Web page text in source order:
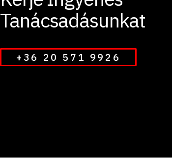
Tanácsadásunkat
+36 20 571 9926